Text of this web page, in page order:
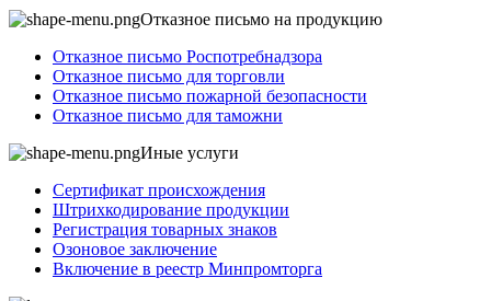
Отказное письмо на продукцию
Отказное письмо Роспотребнадзора
Отказное письмо для торговли
Отказное письмо пожарной безопасности
Отказное письмо для таможни
Иные услуги
Сертификат происхождения
Штрихкодирование продукции
Регистрация товарных знаков
Озоновое заключение
Включение в реестр Минпромторга